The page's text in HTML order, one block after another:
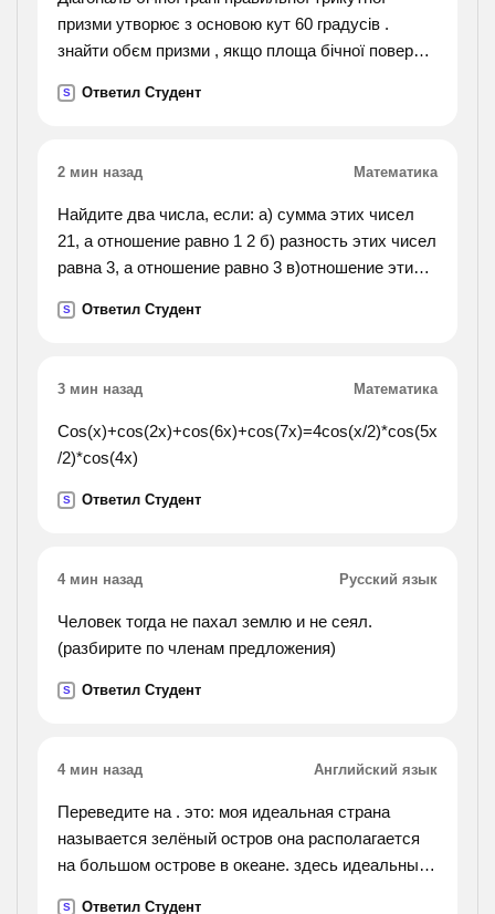
придаточного определительного предложения
причастным оборотом?).
призми утворює з основою кут 60 градусів .
знайти обєм призми , якщо площа бічної поверхні
S Ответил Студент
2 мин назад Математика
Найдите два числа, если: а) сумма этих чисел
21, а отношение равно 1 2 б) разность этих чисел
равна 3, а отношение равно 3 в)отношение этих
этих чисел 5 6 а разность равна 5
S Ответил Студент
3 мин назад Математика
Cos(x)+cos(2x)+cos(6x)+cos(7x)=4cos(x/2)*cos(5x
/2)*cos(4x)
S Ответил Студент
4 мин назад Русский язык
Человек тогда не пахал землю и не сеял.
(разбирите по членам предложения)
S Ответил Студент
4 мин назад Английский язык
Переведите на . это: моя идеальная страна
называется зелёный остров она располагается
на большом острове в океане. здесь идеальный
S Ответил Студент